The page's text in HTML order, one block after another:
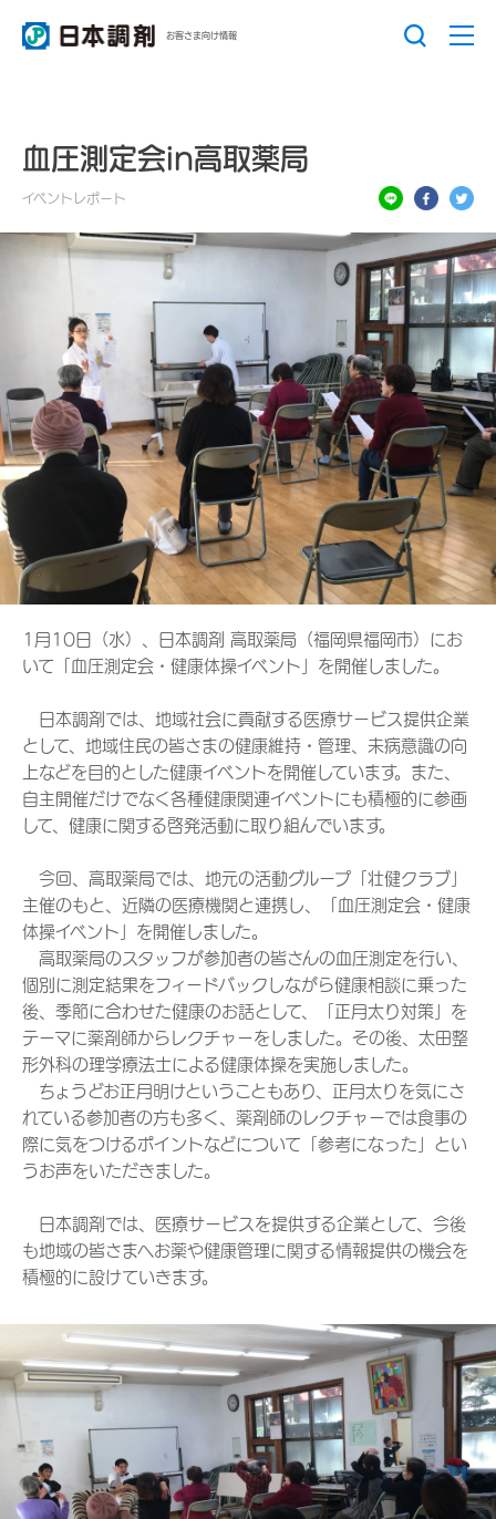
お客さま向け情報
血圧測定会in高取薬局
イベントレポート
1月10日（水）、日本調剤 高取薬局（福岡県福岡市）にお
いて「血圧測定会・健康体操イベント」を開催しました。
日本調剤では、地域社会に貢献する医療サービス提供企業
として、地域住民の皆さまの健康維持・管理、未病意識の向
上などを目的とした健康イベントを開催しています。また、
自主開催だけでなく各種健康関連イベントにも積極的に参画
して、健康に関する啓発活動に取り組んでいます。
今回、高取薬局では、地元の活動グループ「壮健クラブ」
主催のもと、近隣の医療機関と連携し、「血圧測定会・健康
体操イベント」を開催しました。
高取薬局のスタッフが参加者の皆さんの血圧測定を行い、
個別に測定結果をフィードバックしながら健康相談に乗った
後、季節に合わせた健康のお話として、「正月太り対策」を
テーマに薬剤師からレクチャーをしました。その後、太田整
形外科の理学療法士による健康体操を実施しました。
ちょうどお正月明けということもあり、正月太りを気にさ
れている参加者の方も多く、薬剤師のレクチャーでは食事の
際に気をつけるポイントなどについて「参考になった」とい
うお声をいただきました。
日本調剤では、医療サービスを提供する企業として、今後
も地域の皆さまへお薬や健康管理に関する情報提供の機会を
積極的に設けていきます。